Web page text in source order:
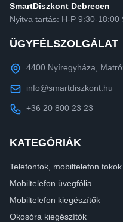
SmartDiszkont Debrecen
Nyitva tartás: H-P 9:30-18:00
ÜGYFÉLSZOLGÁLAT
4400 Nyíregyháza,
info@smartdiszkont.hu
+36 20 800 23 23
KATEGÓRIÁK
Telefontok, mobiltelefon tokok
Mobiltelefon üvegfólia
Mobiltelefon kiegészítők
Okosóra kiegészítők